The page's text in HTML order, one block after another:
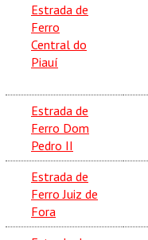
Estrada de
Ferro
Central do
Piauí
Estrada de
Ferro Dom
Pedro II
Estrada de
Ferro Juiz de
Fora